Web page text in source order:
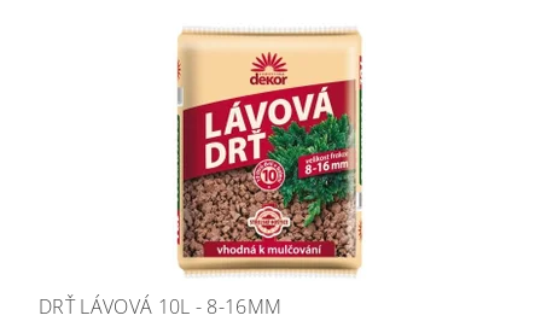
DRŤ LÁVOVÁ 10L - 8-16MM